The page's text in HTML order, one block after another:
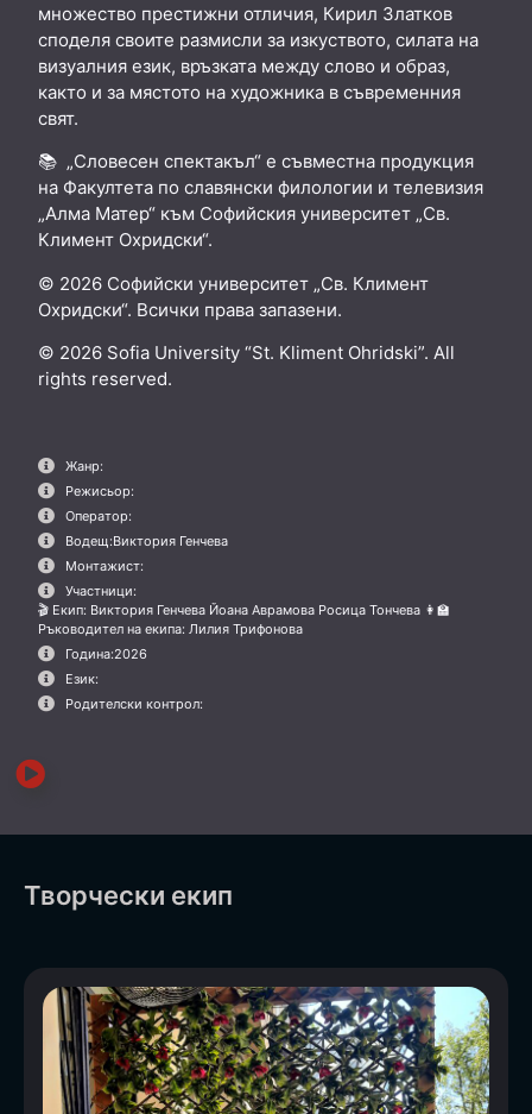
множество престижни отличия, Кирил Златков
споделя своите размисли за изкуството, силата на
визуалния език, връзката между слово и образ,
както и за мястото на художника в съвременния
свят.
📚 „Словесен спектакъл“ е съвместна продукция
на Факултета по славянски филологии и телевизия
„Алма Матер“ към Софийския университет „Св.
Климент Охридски“.
© 2026 Софийски университет „Св. Климент
Охридски“. Всички права запазени.
© 2026 Sofia University “St. Kliment Ohridski”. All
rights reserved.
Жанр:
Режисьор:
Оператор:
Водещ:Виктория Генчева
Монтажист:
Участници:
🎬 Екип: Виктория Генчева Йоана Аврамова Росица Тончева 👩‍🏫
Ръководител на екипа: Лилия Трифонова
Година:2026
Език:
Родителски контрол:
Творчески екип